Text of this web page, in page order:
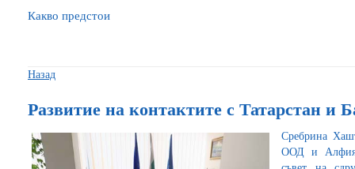
Какво предстои
Назад
Развитие на контактите с Татарстан и
Сребрина
ООД и Алфия